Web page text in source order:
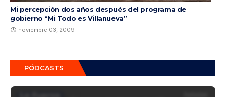
Mi percepción dos años después del programa de
gobierno “Mi Todo es Villanueva”
noviembre 03, 2009
PÓDCASTS